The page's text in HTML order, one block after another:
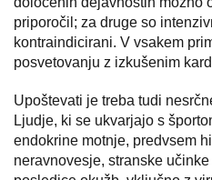
priporočil; za druge so
kontraindicirani. V vsakem
posvetovanju z izkušenim
Upoštevati je treba tudi
Ljudje, ki se ukvarjajo s
endokrine motnje, predvsem
neravnovesje, stranske